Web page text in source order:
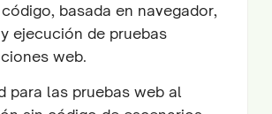
basada en navegador,
ejecución de pruebas
web.
para las pruebas web al